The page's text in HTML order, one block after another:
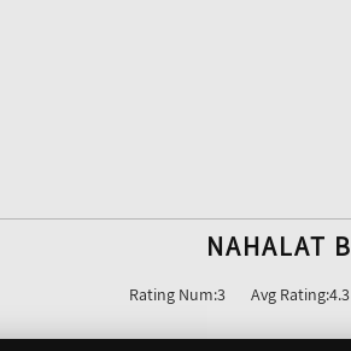
NAHALAT
Rating Num:3 Avg Rating:4.3